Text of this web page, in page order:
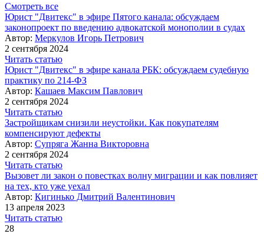
Смотреть все
Юрист "Двитекс" в эфире Пятого канала: обсуждаем
законопроект по введению адвокатской монополии в судах
Автор: Меркулов Игорь Петрович
2 сентября 2024
Читать статью
Юрист "Двитекс" в эфире канала РБК: обсуждаем судебную
практику по 214-ФЗ
Автор: Кашаев Максим Павлович
2 сентября 2024
Читать статью
Застройщикам снизили неустойки. Как покупателям
компенсируют дефекты
Автор: Супряга Жанна Викторовна
2 сентября 2024
Читать статью
Вызовет ли закон о повестках волну миграции и как повлияет
на тех, кто уже уехал
Автор: Кигинько Дмитрий Валентинович
13 апреля 2023
Читать статью
28